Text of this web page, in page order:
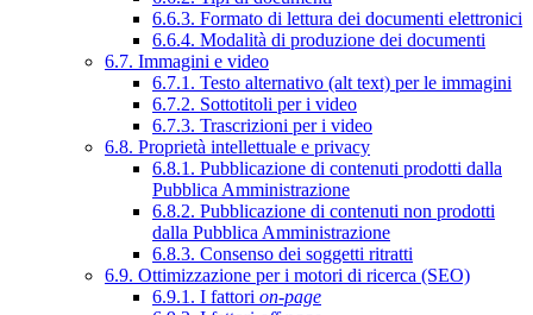
6.6.3. Formato di lettura dei documenti elettronici
6.6.4. Modalità di produzione dei documenti
6.7. Immagini e video
6.7.1. Testo alternativo (alt text) per le immagini
6.7.2. Sottotitoli per i video
6.7.3. Trascrizioni per i video
6.8. Proprietà intellettuale e privacy
6.8.1. Pubblicazione di contenuti prodotti dalla
Pubblica Amministrazione
6.8.2. Pubblicazione di contenuti non prodotti
dalla Pubblica Amministrazione
6.8.3. Consenso dei soggetti ritratti
6.9. Ottimizzazione per i motori di ricerca (SEO)
6.9.1. I fattori on-page